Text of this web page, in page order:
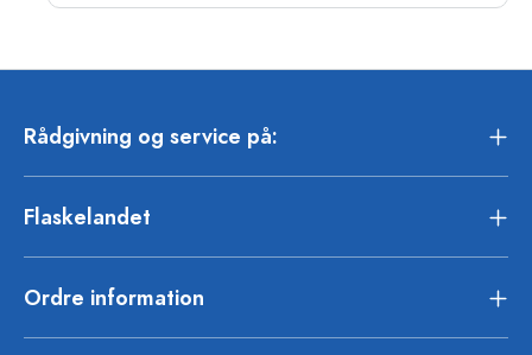
Rådgivning og service på:
Flaskelandet
Ordre information